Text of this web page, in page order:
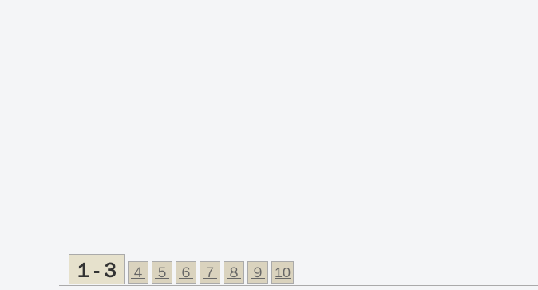
１-３ ４ ５ ６ ７ ８ ９ 10